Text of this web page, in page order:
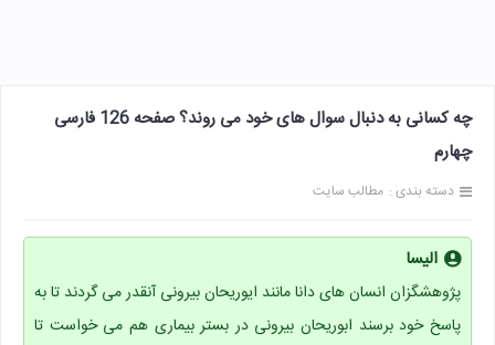
چه کسانی به دنبال سوال های خود می روند؟ صفحه 126 فارسی
چهارم
دسته بندی : مطالب سایت
الیسا
پژوهشگزان انسان های دانا مانند ایوریحان بیرونی آنقدر می گردند تا به
پاسخ خود برسند ابوریحان بیرونی در بستر بیماری هم می خواست تا